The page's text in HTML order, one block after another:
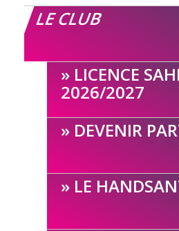
LE CLUB
LICENCE
2026/2027
DEVENIR
LE